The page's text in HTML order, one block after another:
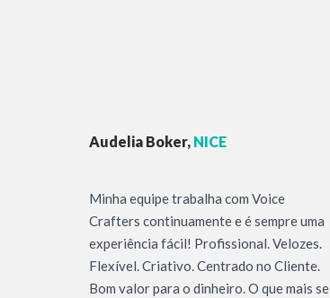
Audelia Boker, NICE
Minha equipe trabalha com Voice
Crafters continuamente e é sempre uma
experiência fácil! Profissional. Velozes.
Flexível. Criativo. Centrado no Cliente.
Bom valor para o dinheiro. O que mais se